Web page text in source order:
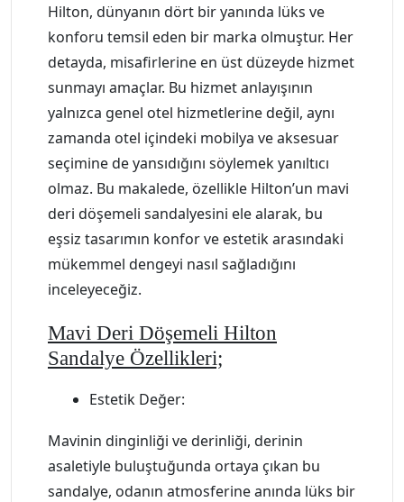
Hilton, dünyanın dört bir yanında lüks ve
konforu temsil eden bir marka olmuştur. Her
detayda, misafirlerine en üst düzeyde hizmet
sunmayı amaçlar. Bu hizmet anlayışının
yalnızca genel otel hizmetlerine değil, aynı
zamanda otel içindeki mobilya ve aksesuar
seçimine de yansıdığını söylemek yanıltıcı
olmaz. Bu makalede, özellikle Hilton’un mavi
deri döşemeli sandalyesini ele alarak, bu
eşsiz tasarımın konfor ve estetik arasındaki
mükemmel dengeyi nasıl sağladığını
inceleyeceğiz.
Mavi Deri Döşemeli Hilton
Sandalye Özellikleri;
Estetik Değer:
Mavinin dinginliği ve derinliği, derinin
asaletiyle buluştuğunda ortaya çıkan bu
sandalye, odanın atmosferine anında lüks bir